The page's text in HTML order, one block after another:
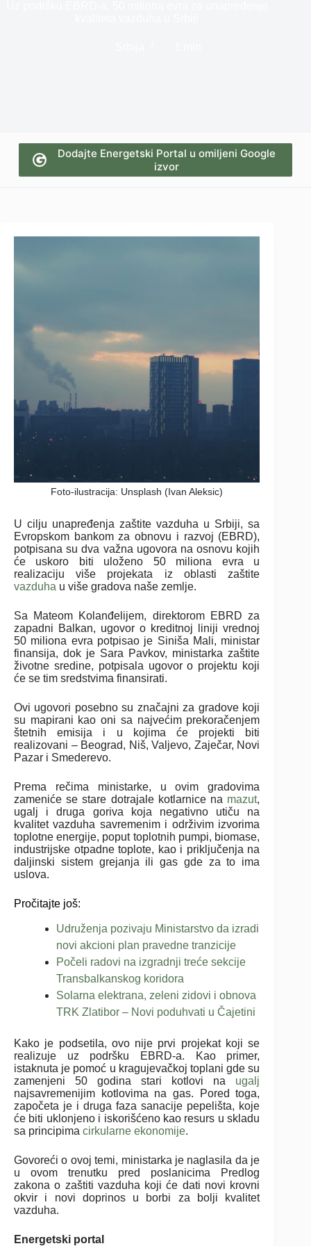
Dodajte Energetski Portal u omiljeni Google
izvor
Foto-ilustracija: Unsplash (Ivan Aleksic)
U cilju unapređenja zaštite vazduha u Srbiji, sa
Evropskom bankom za obnovu i razvoj (EBRD),
potpisana su dva važna ugovora na osnovu kojih
će uskoro biti uloženo 50 miliona evra u
realizaciju više projekata iz oblasti zaštite
vazduha u više gradova naše zemlje.
Sa Mateom Kolanđelijem, direktorom EBRD za
zapadni Balkan, ugovor o kreditnoj liniji vrednoj
50 miliona evra potpisao je Siniša Mali, ministar
finansija, dok je Sara Pavkov, ministarka zaštite
životne sredine, potpisala ugovor o projektu koji
će se tim sredstvima finansirati.
Ovi ugovori posebno su značajni za gradove koji
su mapirani kao oni sa najvećim prekoračenjem
štetnih emisija i u kojima će projekti biti
realizovani – Beograd, Niš, Valjevo, Zaječar, Novi
Pazar i Smederevo.
Prema rečima ministarke, u ovim gradovima
zameniće se stare dotrajale kotlarnice na mazut,
ugalj i druga goriva koja negativno utiču na
kvalitet vazduha savremenim i održivim izvorima
toplotne energije, poput toplotnih pumpi, biomase,
industrijske otpadne toplote, kao i priključenja na
daljinski sistem grejanja ili gas gde za to ima
uslova.
Pročitajte još:
Udruženja pozivaju Ministarstvo da izradi
novi akcioni plan pravedne tranzicije
Počeli radovi na izgradnji treće sekcije
Transbalkanskog koridora
Solarna elektrana, zeleni zidovi i obnova
TRK Zlatibor – Novi poduhvati u Čajetini
Kako je podsetila, ovo nije prvi projekat koji se
realizuje uz podršku EBRD-a. Kao primer,
istaknuta je pomoć u kragujevačkoj toplani gde su
zamenjeni 50 godina stari kotlovi na ugalj
najsavremenijim kotlovima na gas. Pored toga,
započeta je i druga faza sanacije pepelišta, koje
će biti uklonjeno i iskorišćeno kao resurs u skladu
sa principima cirkularne ekonomije.
Govoreći o ovoj temi, ministarka je naglasila da je
u ovom trenutku pred poslanicima Predlog
zakona o zaštiti vazduha koji će dati novi krovni
okvir i novi doprinos u borbi za bolji kvalitet
vazduha.
Energetski portal